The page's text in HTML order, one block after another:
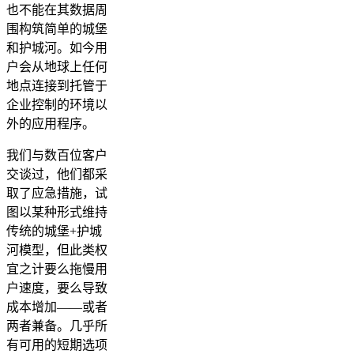
也不能在其数据周
围构筑简单的城堡
和护城河。如今用
户会从地球上任何
地点连接到托管于
企业控制的环境以
外的应用程序。
我们与数百位客户
交谈过，他们都采
取了应急措施，试
图以某种形式维持
传统的城堡+护城
河模型，但此类权
宜之计要么拖慢用
户速度，要么导致
成本增加——或者
两者兼备。几乎所
有可用的短期选项